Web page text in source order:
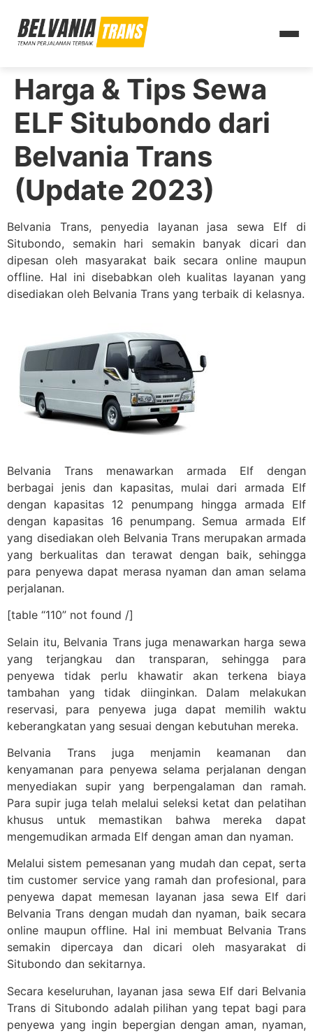
Harga & Tips Sewa
ELF Situbondo dari
Belvania Trans
(Update 2023)
Belvania Trans, penyedia layanan jasa sewa Elf di
Situbondo, semakin hari semakin banyak dicari dan
dipesan oleh masyarakat baik secara online maupun
offline. Hal ini disebabkan oleh kualitas layanan yang
disediakan oleh Belvania Trans yang terbaik di kelasnya.
Belvania Trans menawarkan armada Elf dengan
berbagai jenis dan kapasitas, mulai dari armada Elf
dengan kapasitas 12 penumpang hingga armada Elf
dengan kapasitas 16 penumpang. Semua armada Elf
yang disediakan oleh Belvania Trans merupakan armada
yang berkualitas dan terawat dengan baik, sehingga
para penyewa dapat merasa nyaman dan aman selama
perjalanan.
[table “110” not found /]
Selain itu, Belvania Trans juga menawarkan harga sewa
yang terjangkau dan transparan, sehingga para
penyewa tidak perlu khawatir akan terkena biaya
tambahan yang tidak diinginkan. Dalam melakukan
reservasi, para penyewa juga dapat memilih waktu
keberangkatan yang sesuai dengan kebutuhan mereka.
Belvania Trans juga menjamin keamanan dan
kenyamanan para penyewa selama perjalanan dengan
menyediakan supir yang berpengalaman dan ramah.
Para supir juga telah melalui seleksi ketat dan pelatihan
khusus untuk memastikan bahwa mereka dapat
mengemudikan armada Elf dengan aman dan nyaman.
Melalui sistem pemesanan yang mudah dan cepat, serta
tim customer service yang ramah dan profesional, para
penyewa dapat memesan layanan jasa sewa Elf dari
Belvania Trans dengan mudah dan nyaman, baik secara
online maupun offline. Hal ini membuat Belvania Trans
semakin dipercaya dan dicari oleh masyarakat di
Situbondo dan sekitarnya.
Secara keseluruhan, layanan jasa sewa Elf dari Belvania
Trans di Situbondo adalah pilihan yang tepat bagi para
penyewa yang ingin bepergian dengan aman, nyaman,